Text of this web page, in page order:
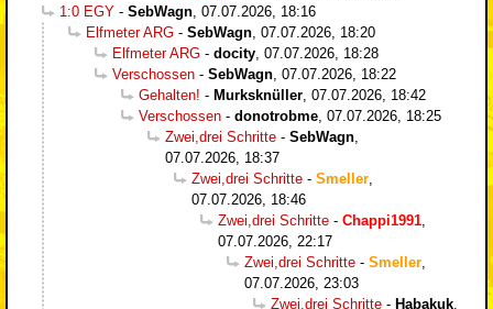
1:0 EGY - SebWagn 07.07.2026, 18:16
Elfmeter ARG - SebWagn 07.07.2026, 18:20
Elfmeter ARG - docity 07.07.2026, 18:28
Verschossen - SebWagn 07.07.2026, 18:22
Gehalten! - Murksknüller 07.07.2026, 18:42
Verschossen - donotrobme 07.07.2026, 18:25
Zwei,drei Schritte - SebWagn
07.07.2026, 18:37
Zwei,drei Schritte - Smeller
07.07.2026, 18:46
Zwei,drei Schritte - Chappi1991
07.07.2026, 22:17
Zwei,drei Schritte - Smeller
07.07.2026, 23:03
Zwei,drei Schritte - Habakuk